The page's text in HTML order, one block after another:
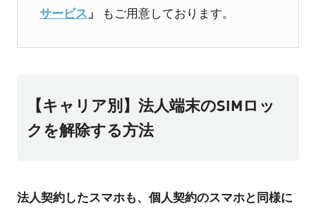
サービス 」 もご用意しております。
【キャリア別】法人端末のSIMロッ
クを解除する方法
法人契約したスマホも、個人契約のスマホと同様に